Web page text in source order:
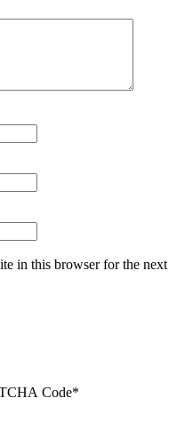
in this browser for the next
Code*